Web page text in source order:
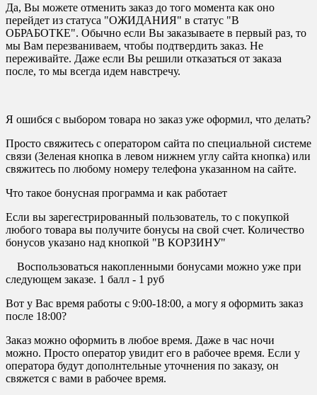
Да, Вы можете отменить заказ до того момента как оно
перейдет из статуса "ОЖИДАНИЯ" в статус "В
ОБРАБОТКЕ". Обычно если Вы заказываете в первый раз, то
мы Вам перезваниваем, чтобы подтвердить заказ. Не
переживайте. Даже если Вы решили отказаться от заказа
после, то мы всегда идем навстречу.
Я ошибся с выбором товара но заказ уже оформил, что делать?
Просто свяжитесь с оператором сайта по специальной системе
связи (Зеленая кнопка в левом нижнем углу сайта кнопка) или
свяжитесь по любому номеру телефона указанном на сайте.
Что такое бонусная программа и как работает
Если вы зарегестрированный пользователь, то с покупкой
любого товара вы получите бонусы на свой счет. Количество
бонусов указано над кнопкой "В КОРЗИНУ"
Воспользоваться накопленными бонусами можно уже при
следующем заказе. 1 балл - 1 руб
Вот у Вас время работы с 9:00-18:00, а могу я оформить заказ
после 18:00?
Заказ можно оформить в любое время. Даже в час ночи
можно. Просто оператор увидит его в рабочее время. Если у
оператора будут дополнтельные уточнения по заказу, он
свяжется с вами в рабочее время.